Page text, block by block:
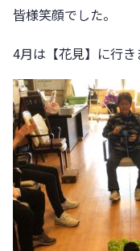
皆様笑顔でした。
4月は【花見】に行き